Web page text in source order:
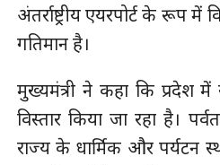
अंतर्राष्ट्रीय एयरपोर्ट के रूप
गतिमान है।
मुख्यमंत्री ने कहा कि प्रदेश में
विस्तार किया जा रहा है।
राज्य के धार्मिक और पर्यटन